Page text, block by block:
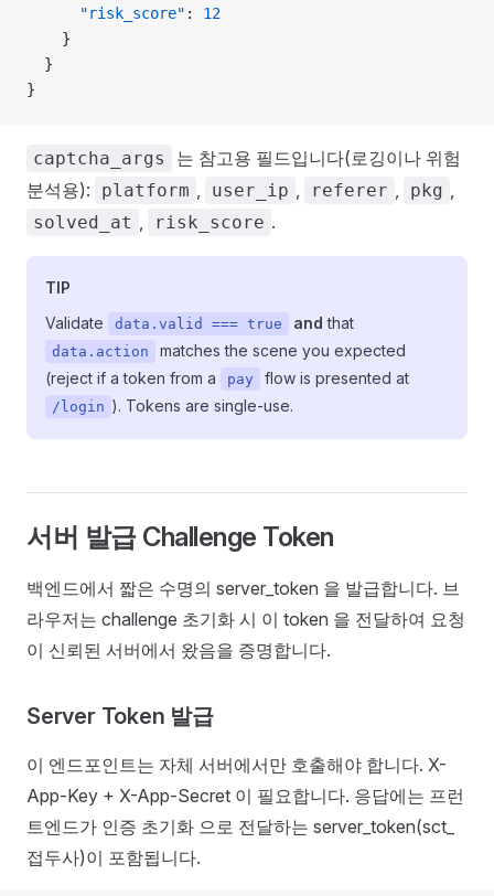
      "risk_score"
: 12
    }
  }
}
captcha_args
는 참고용 필드입니다(로깅이나 위험
분석용):
platform , user_ip , referer , pkg ,
solved_at , risk_score .
TIP
Validate
data.valid === true and that
data.action
matches the scene you expected
(reject if a token from a
pay flow is presented at
/login ). Tokens are single-use.
서버 발급 Challenge Token
백엔드에서 짧은 수명의 server_token 을 발급합니다. 브
라우저는 challenge 초기화 시 이 token 을 전달하여 요청
이 신뢰된 서버에서 왔음을 증명합니다.
Server Token 발급
이 엔드포인트는 자체 서버에서만 호출해야 합니다. X-
App-Key + X-App-Secret 이 필요합니다. 응답에는 프런
트엔드가 인증 초기화 으로 전달하는 server_token(sct_
접두사)이 포함됩니다.